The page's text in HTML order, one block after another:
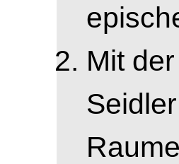
Mit